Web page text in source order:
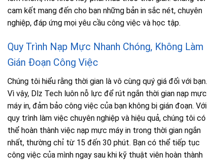
cam kết mang đến cho bạn những bản in sắc nét, chuyên
nghiệp, đáp ứng mọi yêu cầu công việc và học tập.
Quy Trình Nạp Mực Nhanh Chóng, Không Làm
Gián Đoạn Công Việc
Chúng tôi hiểu rằng thời gian là vô cùng quý giá đối với bạn.
Vì vậy, Dlz Tech luôn nỗ lực để rút ngắn thời gian nạp mực
máy in, đảm bảo công việc của bạn không bị gián đoạn. Với
quy trình làm việc chuyên nghiệp và hiệu quả, chúng tôi có
thể hoàn thành việc nạp mực máy in trong thời gian ngắn
nhất, thường chỉ từ 15 đến 30 phút. Bạn có thể tiếp tục
công việc của mình ngay sau khi kỹ thuật viên hoàn thành